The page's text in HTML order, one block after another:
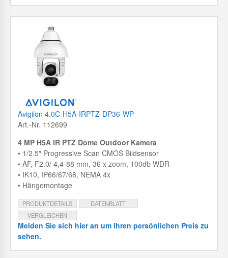
Avigilon 4.0C-H5A-IRPTZ-DP36-WP
Art.-Nr. 112699
4 MP H5A IR PTZ Dome Outdoor Kamera
• 1/2.5″ Progressive Scan CMOS Bildsensor
• AF, F2.0/ 4,4-88 mm, 36 x zoom, 100db WDR
• IK10, IP66/67/68, NEMA 4x
• Hängemontage
PRODUKTDETAILS
DATENBLATT
VERGLEICHEN
Melden Sie sich hier an um Ihren persönlichen Preis zu
sehen.